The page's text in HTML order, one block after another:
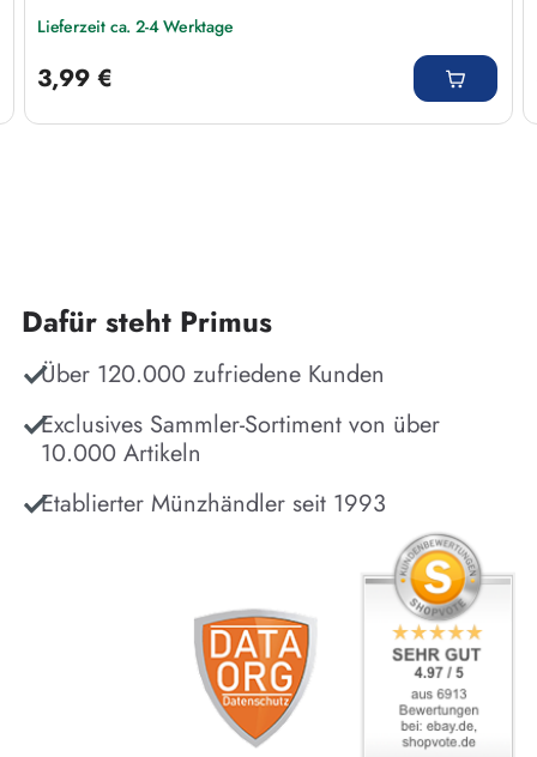
Lieferzeit ca. 2-4 Werktage
3,99 €
Dafür steht Primus
Über 120.000 zufriedene Kunden
Exclusives Sammler-Sortiment von über
10.000 Artikeln
Etablierter Münzhändler seit 1993